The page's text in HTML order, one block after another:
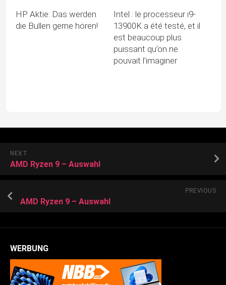
HP Aktie: Das werden
die Bullen gerne hören!
Intel : le processeur i9-
13900K a été testé, et il
est beaucoup plus
puissant qu’on ne
pouvait l’imaginer
NEXT
AMD Ryzen 9 – Auswahl
PREVIOUS
AMD Ryzen 9 – Auswahl
WERBUNG